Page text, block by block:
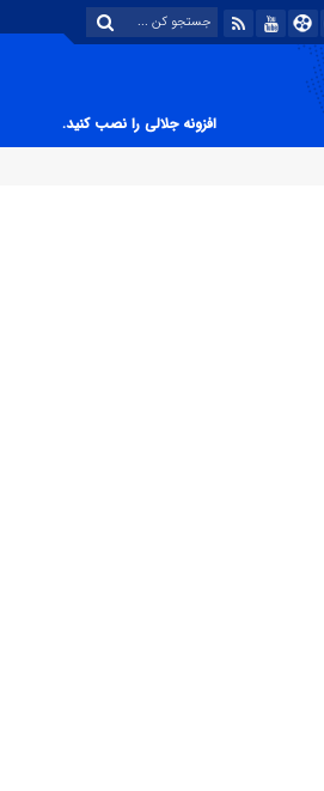
افزونه جلالی را نصب کنید.